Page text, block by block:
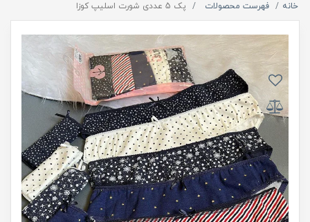
خانه فهرست محصولات پک 5 عددی شورت اسلیپ کوزا